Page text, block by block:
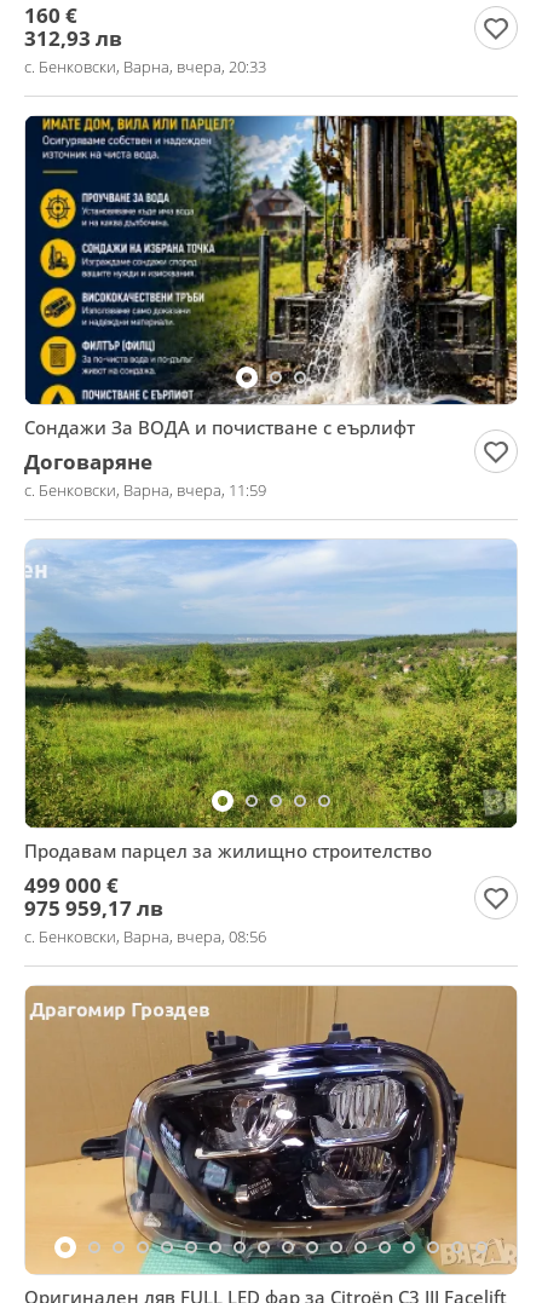
160 €
312,93 лв
с. Бенковски, Варна, вчера, 20:33
Сондажи За ВОДА и почистване с еърлифт
Договаряне
с. Бенковски, Варна, вчера, 11:59
Продавам парцел за жилищно строителство
499 000 €
975 959,17 лв
с. Бенковски, Варна, вчера, 08:56
Оригинален ляв FULL LED фар за Citroën C3 III Facelift